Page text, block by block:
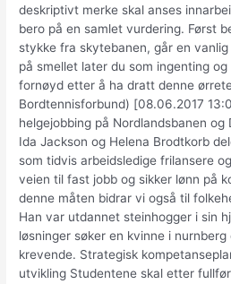
deskriptivt merke skal anses
bero på en samlet vurdering. Først
stykke fra skytebanen, går en
på smellet later du som ingenting
fornøyd etter å ha dratt denne
Bordtennisforbund) [08.06.2017
helgejobbing på Nordlandsbanen
Ida Jackson og Helena Brodtkorb
som tidvis arbeidsledige frilansere
veien til fast jobb og sikker lønn på
denne måten bidrar vi også til
Han var utdannet steinhogger i sin
løsninger søker en kvinne i
krevende. Strategisk
utvikling Studentene skal etter